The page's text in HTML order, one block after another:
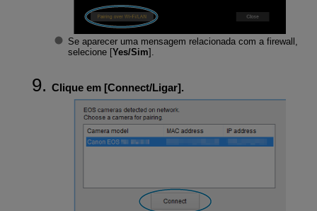
Se aparecer uma mensagem relacionada com a firewall,
selecione [Yes/Sim].
Clique em [Connect/Ligar].